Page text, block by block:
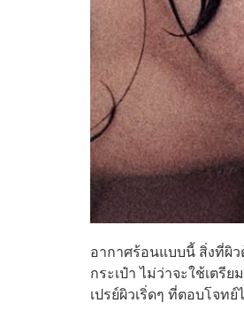
อากาศร้อนแบบนี้ สิ่งที่ผิ
กระเป๋า ไม่ว่าจะใช้เตรี
เปรย์ผิวเริ่ดๆ ที่ตอบโจท